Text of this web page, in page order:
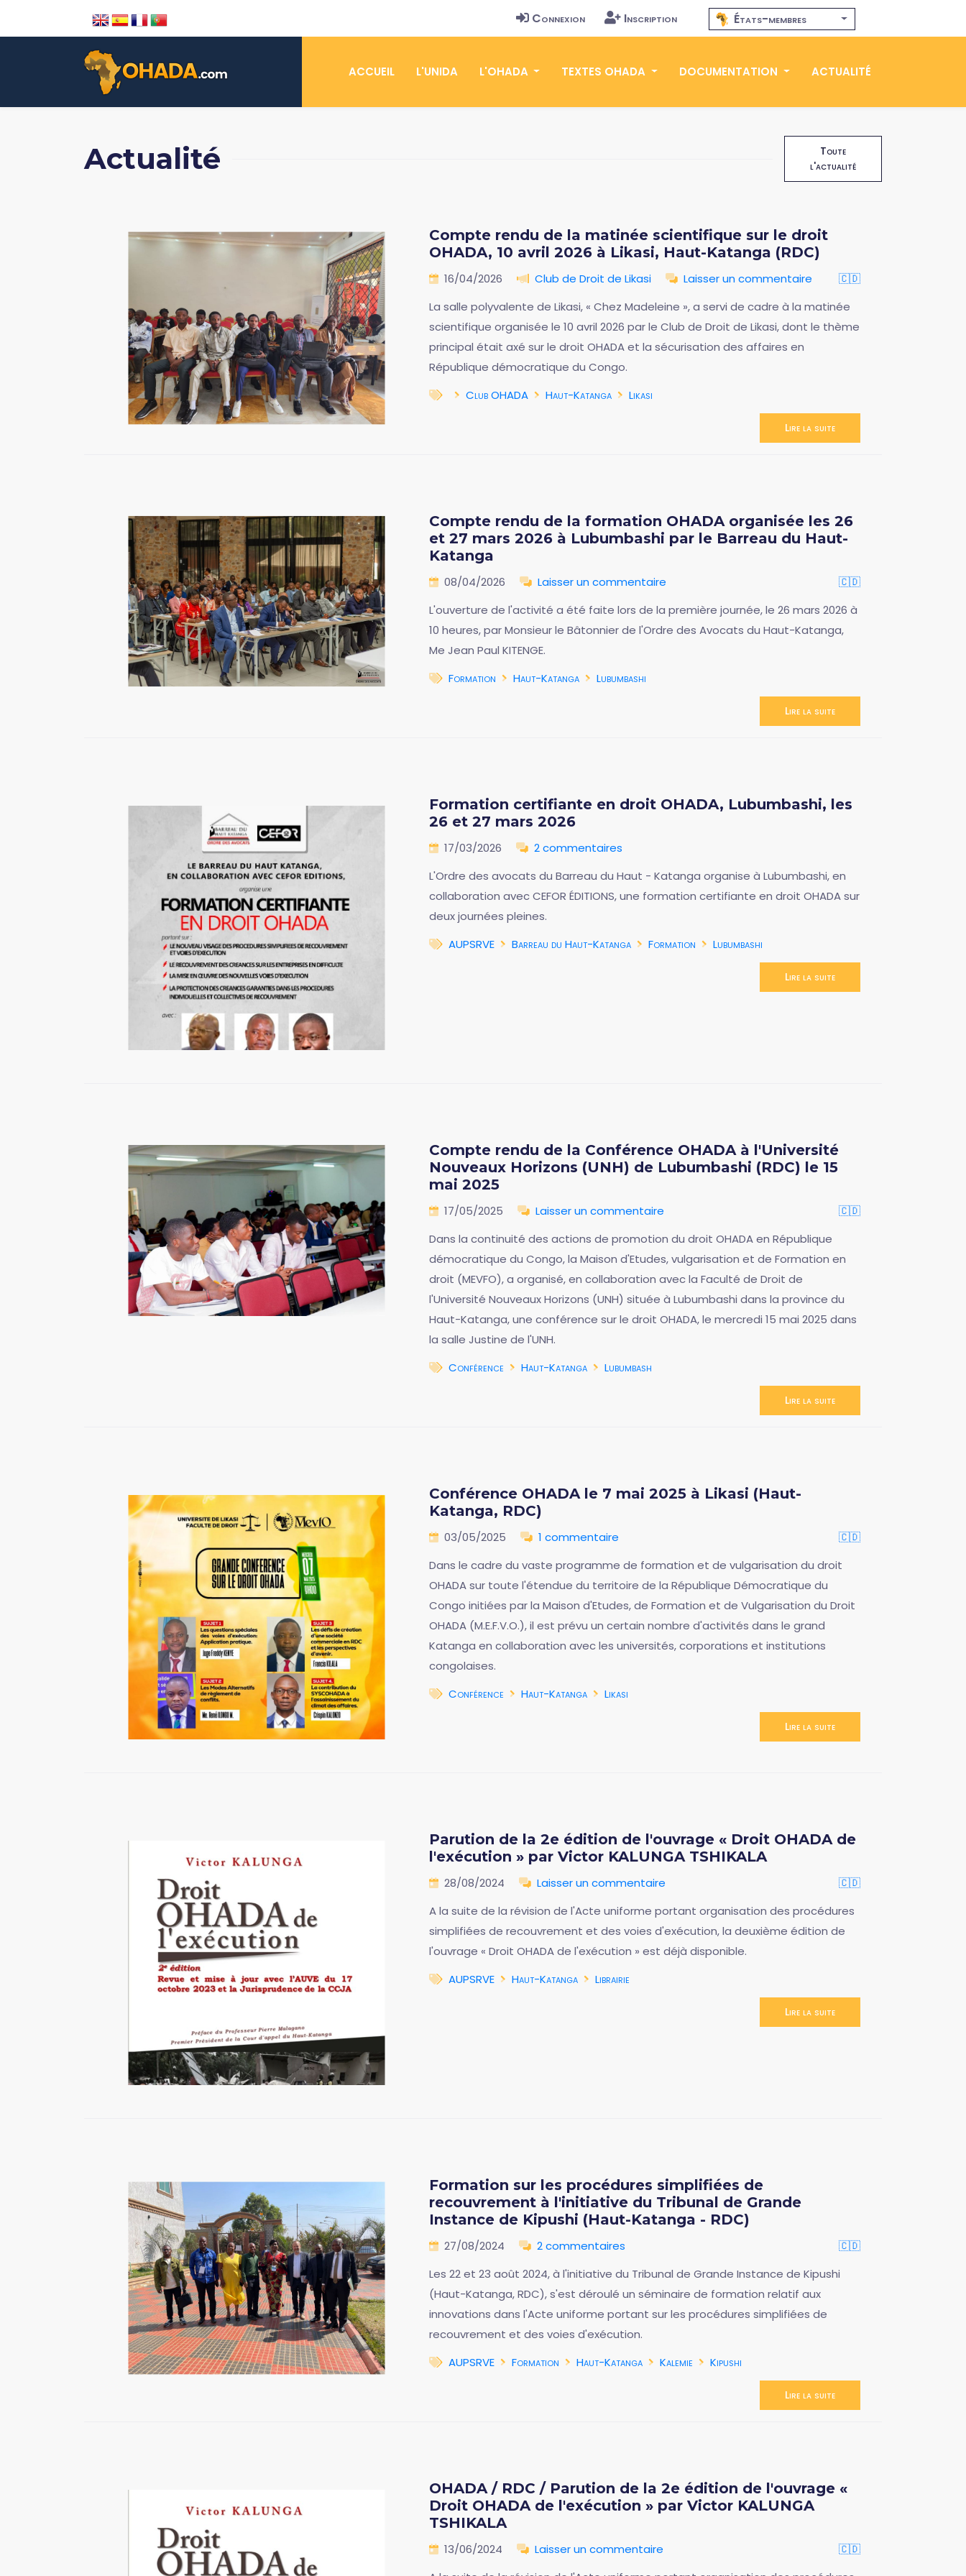
Connexion Inscription États-membres
ACCUEIL L'UNIDA L'OHADA TEXTES OHADA DOCUMENTATION ACTUALITÉ
Actualité
Toute
l'actualité
Compte rendu de la matinée scientifique sur le droit
OHADA, 10 avril 2026 à Likasi, Haut-Katanga (RDC)
16/04/2026 Club de Droit de Likasi Laisser un commentaire
🇨🇩
La salle polyvalente de Likasi, « Chez Madeleine », a servi de cadre à la matinée
scientifique organisée le 10 avril 2026 par le Club de Droit de Likasi, dont le thème
principal était axé sur le droit OHADA et la sécurisation des affaires en
République démocratique du Congo.
Club OHADA
Haut-Katanga Likasi
Lire la suite
Compte rendu de la formation OHADA organisée les 26
et 27 mars 2026 à Lubumbashi par le Barreau du Haut-
Katanga
08/04/2026 Laisser un commentaire
🇨🇩
L'ouverture de l'activité a été faite lors de la première journée, le 26 mars 2026 à
10 heures, par Monsieur le Bâtonnier de l'Ordre des Avocats du Haut-Katanga,
Me Jean Paul KITENGE.
Formation
Haut-Katanga Lubumbashi
Lire la suite
Formation certifiante en droit OHADA, Lubumbashi, les
26 et 27 mars 2026
17/03/2026
2 commentaires
L'Ordre des avocats du Barreau du Haut - Katanga organise à Lubumbashi, en
collaboration avec CEFOR ÉDITIONS, une formation certifiante en droit OHADA sur
deux journées pleines.
AUPSRVE
Barreau du Haut-Katanga Formation Lubumbashi
Lire la suite
Compte rendu de la Conférence OHADA à l'Université
Nouveaux Horizons (UNH) de Lubumbashi (RDC) le 15
mai 2025
17/05/2025 Laisser un commentaire
🇨🇩
Dans la continuité des actions de promotion du droit OHADA en République
démocratique du Congo, la Maison d'Etudes, vulgarisation et de Formation en
droit (MEVFO), a organisé, en collaboration avec la Faculté de Droit de
l'Université Nouveaux Horizons (UNH) située à Lubumbashi dans la province du
Haut-Katanga, une conférence sur le droit OHADA, le mercredi 15 mai 2025 dans
la salle Justine de l'UNH.
Conférence
Haut-Katanga Lubumbash
Lire la suite
Conférence OHADA le 7 mai 2025 à Likasi (Haut-
Katanga, RDC)
03/05/2025 1 commentaire
🇨🇩
Dans le cadre du vaste programme de formation et de vulgarisation du droit
OHADA sur toute l'étendue du territoire de la République Démocratique du
Congo initiées par la Maison d'Etudes, de Formation et de Vulgarisation du Droit
OHADA (M.E.F.V.O.), il est prévu un certain nombre d'activités dans le grand
Katanga en collaboration avec les universités, corporations et institutions
congolaises.
Conférence
Haut-Katanga Likasi
Lire la suite
Parution de la 2e édition de l'ouvrage « Droit OHADA de
l'exécution » par Victor KALUNGA TSHIKALA
28/08/2024 Laisser un commentaire
🇨🇩
A la suite de la révision de l'Acte uniforme portant organisation des procédures
simplifiées de recouvrement et des voies d'exécution, la deuxième édition de
l'ouvrage « Droit OHADA de l'exécution » est déjà disponible.
AUPSRVE
Haut-Katanga Librairie
Lire la suite
Formation sur les procédures simplifiées de
recouvrement à l'initiative du Tribunal de Grande
Instance de Kipushi (Haut-Katanga - RDC)
27/08/2024 2 commentaires
🇨🇩
Les 22 et 23 août 2024, à l'initiative du Tribunal de Grande Instance de Kipushi
(Haut-Katanga, RDC), s'est déroulé un séminaire de formation relatif aux
innovations dans l'Acte uniforme portant sur les procédures simplifiées de
recouvrement et des voies d'exécution.
AUPSRVE
Formation Haut-Katanga Kalemie Kipushi
Lire la suite
OHADA / RDC / Parution de la 2e édition de l'ouvrage «
Droit OHADA de l'exécution » par Victor KALUNGA
TSHIKALA
13/06/2024 Laisser un commentaire
🇨🇩